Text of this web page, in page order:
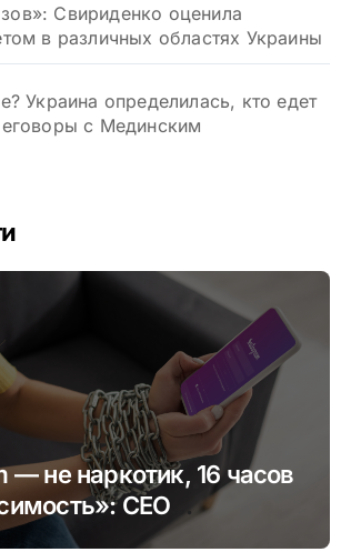
Свириденко оценила
в различных областях Украины
Украина определилась, кто едет
с Мединским
— не наркотик, 16 часов
CEO
сделал заявление